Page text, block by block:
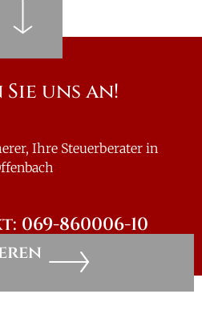
uns an!
Ihre Steuerberater in
069-860006-10